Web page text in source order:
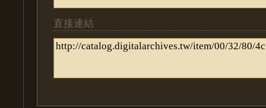
直接連結